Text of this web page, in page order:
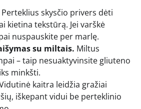
Perteklius skysčio privers dėti
kietina tekstūrą. Jei varškė
nuspauskite per marlę.
su miltais. Miltus
– taip nesuaktyvinsite gliuteno
minkšti.
kaitra leidžia gražiai
iškepant vidui be perteklinio